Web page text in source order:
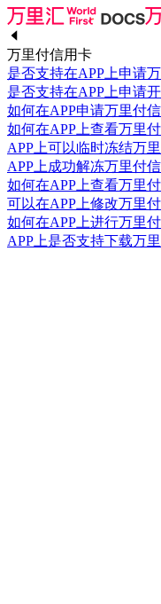
万里付信用卡
是否支持在APP上申请
是否支持在APP上申请
如何在APP申请万里付
如何在APP上查看万里
APP上可以临时冻结万
APP上成功解冻万里付
如何在APP上查看万里
可以在APP上修改万里
如何在APP上进行万里
APP上是否支持下载万